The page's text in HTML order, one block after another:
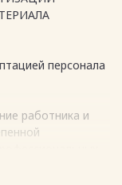
персонала
работника и